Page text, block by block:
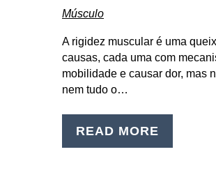
Músculo
A rigidez muscular é uma
causas, cada uma com
mobilidade e causar dor, mas
nem tudo o…
READ MORE